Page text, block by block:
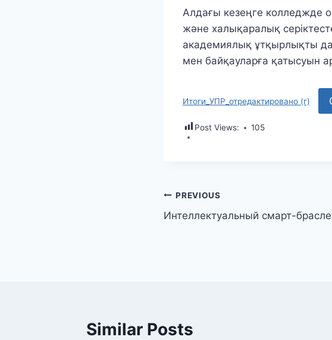
Алдағы кезеңге колледжде
және халықаралық
академиялық ұтқырлықты
мен байқауларға қатысуын
Итоги_УПР_отредактировано (г)
Post Views: 105
PREVIOUS
Интеллектуальный смарт-
Similar Posts